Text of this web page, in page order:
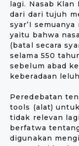
lagi. Nasab Klan
dari dari tujuh
syar’I
yaitu bahwa
(batal secara
selama 550
sebelum abad
keberadaan
Peredebatan
tools (alat)
tidak relevan
berfatwa
digunakan